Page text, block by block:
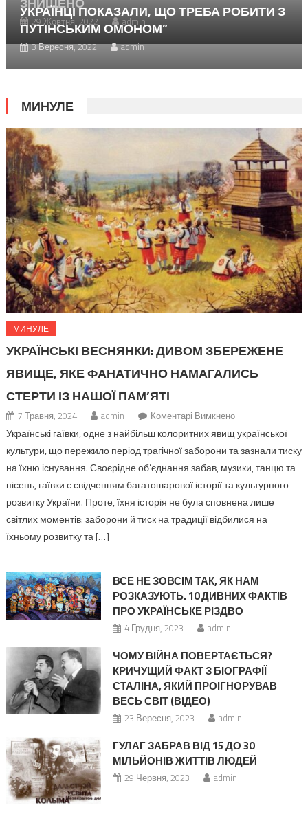
29 Жовтня, 2022 admin
УКРАЇНЦІ ПОКАЗАЛИ, ЩО ТРЕБА РОБИТИ З
ПУТІНСЬКИМ ОМОНОМ”
3 Вересня, 2022 admin
МИНУЛЕ
МИНУЛЕ
УКРАЇНСЬКІ ВЕСНЯНКИ: ДИВОМ ЗБЕРЕЖЕНЕ
ЯВИЩЕ, ЯКЕ ФАНАТИЧНО НАМАГАЛИСЬ
СТЕРТИ ІЗ НАШОЇ ПАМ’ЯТІ
7 Травня, 2024 admin Коментарі Вимкненодо
Українські
веснянки:
збережене
явище,
яке
фанатично
нашої
пам’яті
Українські гаївки, одне з найбільш колоритних явищ української
культури, що пережило період трагічної заборони та зазнали тиску
на їхню існування. Своєрідне об’єднання забав, музики, танцю та
пісень, гаївки є свідченням багатошарової історії та культурного
розвитку України. Проте, їхня історія не була сповнена лише
світлих моментів: заборони й тиск на традиції відбилися на
їхньому розвитку та […]
ВСЕ НЕ ЗОВСІМ ТАК, ЯК НАМ
РОЗКАЗУЮТЬ. 10 ДИВНИХ ФАКТІВ
ПРО УКРАЇНСЬКЕ РІЗДВО
4 Грудня, 2023 admin
ЧОМУ ВІЙНА ПОВЕРТАЄТЬСЯ?
КРИЧУЩИЙ ФАКТ З БІОГРАФІЇ
СТАЛІНА, ЯКИЙ ПРОІГНОРУВАВ
ВЕСЬ СВІТ (ВІДЕО)
23 Вересня, 2023 admin
ГУЛАГ ЗАБРАВ ВІД 15 ДО 30
МІЛЬЙОНІВ ЖИТТІВ ЛЮДЕЙ
29 Червня, 2023 admin